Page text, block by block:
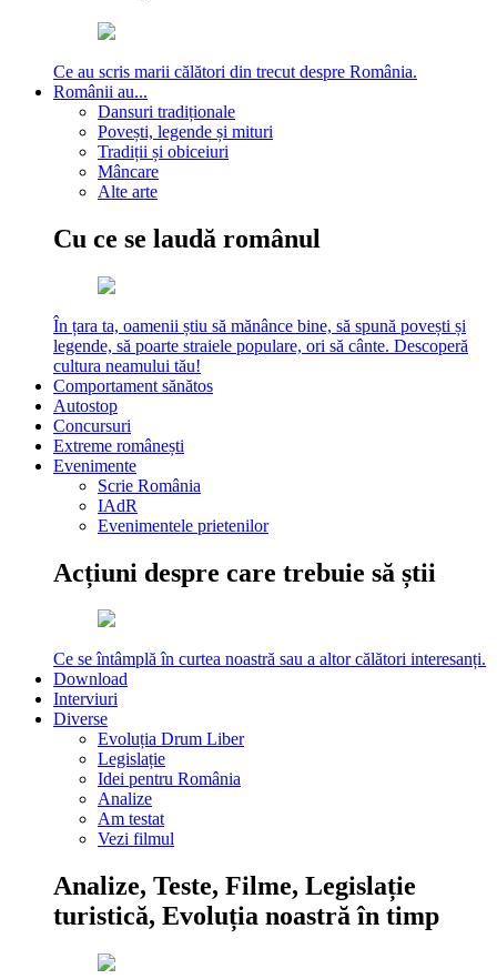
Ce au scris marii călători din trecut despre România.
Românii au...
Dansuri tradiționale
Povești, legende și mituri
Tradiții și obiceiuri
Mâncare
Alte arte
Cu ce se laudă românul
În țara ta, oamenii știu să mănânce bine, să spună povești și
legende, să poarte straiele populare, ori să cânte. Descoperă
cultura neamului tău!
Comportament sănătos
Autostop
Concursuri
Extreme românești
Evenimente
Scrie România
IAdR
Evenimentele prietenilor
Acțiuni despre care trebuie să știi
Ce se întâmplă în curtea noastră sau a altor călători interesanți.
Download
Interviuri
Diverse
Evoluția Drum Liber
Legislație
Idei pentru România
Analize
Am testat
Vezi filmul
Analize, Teste, Filme, Legislație
turistică, Evoluția noastră în timp